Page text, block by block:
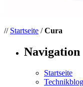
// Startseite /Cura
Navigation
Startseite
Technikblog